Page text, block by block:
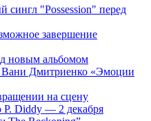
сингл "Possession" перед
завершение
новым альбомом
Вани Дмитриенко «Эмоции
на сцену
Diddy — 2 декабря